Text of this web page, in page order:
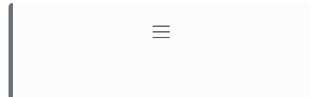
Gizlilik Politikası
menüyü
aç